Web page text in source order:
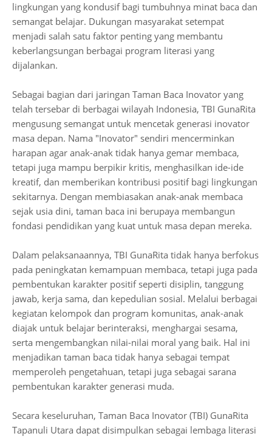
lingkungan yang kondusif bagi tumbuhnya minat baca dan
semangat belajar. Dukungan masyarakat setempat
menjadi salah satu faktor penting yang membantu
keberlangsungan berbagai program literasi yang
dijalankan.
Sebagai bagian dari jaringan Taman Baca Inovator yang
telah tersebar di berbagai wilayah Indonesia, TBI GunaRita
mengusung semangat untuk mencetak generasi inovator
masa depan. Nama "Inovator" sendiri mencerminkan
harapan agar anak-anak tidak hanya gemar membaca,
tetapi juga mampu berpikir kritis, menghasilkan ide-ide
kreatif, dan memberikan kontribusi positif bagi lingkungan
sekitarnya. Dengan membiasakan anak-anak membaca
sejak usia dini, taman baca ini berupaya membangun
fondasi pendidikan yang kuat untuk masa depan mereka.
Dalam pelaksanaannya, TBI GunaRita tidak hanya berfokus
pada peningkatan kemampuan membaca, tetapi juga pada
pembentukan karakter positif seperti disiplin, tanggung
jawab, kerja sama, dan kepedulian sosial. Melalui berbagai
kegiatan kelompok dan program komunitas, anak-anak
diajak untuk belajar berinteraksi, menghargai sesama,
serta mengembangkan nilai-nilai moral yang baik. Hal ini
menjadikan taman baca tidak hanya sebagai tempat
memperoleh pengetahuan, tetapi juga sebagai sarana
pembentukan karakter generasi muda.
Secara keseluruhan, Taman Baca Inovator (TBI) GunaRita
Tapanuli Utara dapat disimpulkan sebagai lembaga literasi